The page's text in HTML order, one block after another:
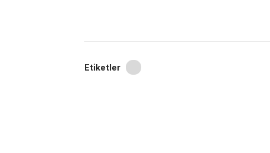
Etiketler